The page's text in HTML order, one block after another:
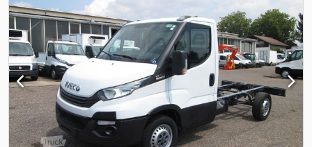
Koltuk düzenlemesi: 1+1+4, Koltuk kılıfı: Deri, Koltuk ayarı: Manuel, ac
DC EURO6 carplay org NL, Yedek lastik, Lastik tipi: Dört mevsim
lastiği = Ek Bilgiler = Genel Bilgiler Kapı sayısı: 2 Plaka: VTK-98-L Aks
Konfigürasyonu Lastik ölçüsü: 235/65R16 Frenler: Disk frenler
Süspansiyon: Yaprak yaylı süspansiyon Dwjdpfozaaf Ssx Acfsa Aks 1:
Sol lastik diş derinliği: 6 mm; Sağ lastik diş derinliği: 5 mm Aks 2: Sol
lastik diş derinliği: 3 mm; Sağ lastik diş derinliği: 5 mm Ağırlıklar Boş
ağırlık: 2.269 kg Yük kapasitesi: 1.231 kg Azami ağırlık: 3.500 kg İç
Mekan Döşeme: Deri Bakım APK (Periyodik teknik muayene):
01.2027'ye kadar geçerli Durum Teknik durum: iyi Görsel durum: iyi